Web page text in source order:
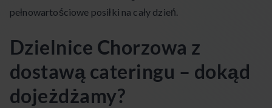
pełnowartościowe posiłki na cały dzień.
Dzielnice Chorzowa z
dostawą cateringu – dokąd
dojeżdżamy?